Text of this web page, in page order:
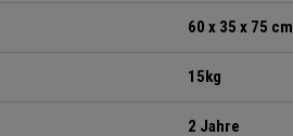
60 x 35 x 75 cm
15kg
2 Jahre